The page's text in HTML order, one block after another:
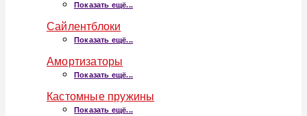
Показать ещё...
Сайлентблоки
Показать ещё...
Амортизаторы
Показать ещё...
Кастомные пружины
Показать ещё...